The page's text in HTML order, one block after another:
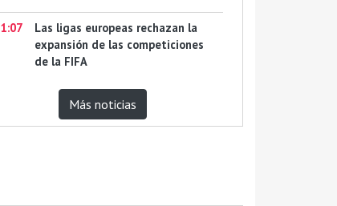
Las ligas europeas rechazan la
expansión de las competiciones
de la FIFA
Más noticias